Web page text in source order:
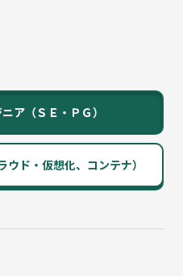
ア（ＳＥ・ＰＧ）
ド・仮想化、コンテナ）